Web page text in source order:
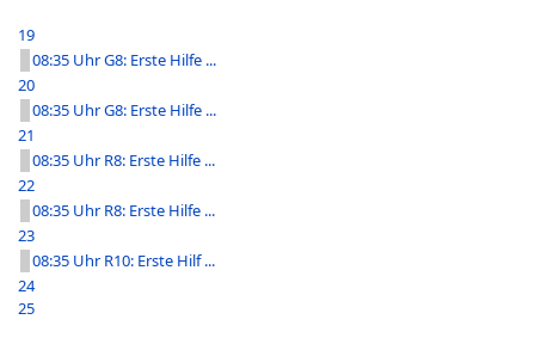
19
08:35 Uhr G8: Erste Hilfe ...
20
08:35 Uhr G8: Erste Hilfe ...
21
08:35 Uhr R8: Erste Hilfe ...
22
08:35 Uhr R8: Erste Hilfe ...
23
08:35 Uhr R10: Erste Hilf ...
24
25